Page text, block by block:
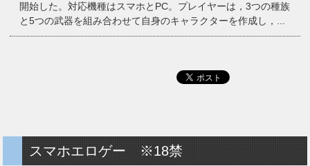
開始した。対応機種はスマホとPC。プレイヤーは，3つの種族
と5つの武器を組み合わせて自身のキャラクターを作成し，...
スマホエロゲー ※18禁